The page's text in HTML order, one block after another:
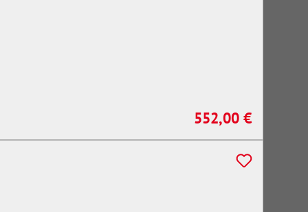
Regulärer Preis:
552,00 €